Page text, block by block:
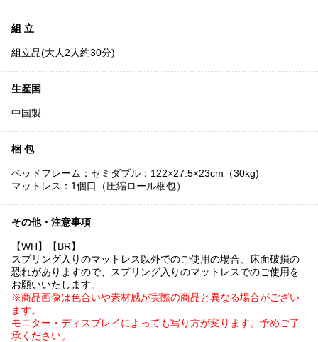
組 立
組立品(大人2人約30分)
生産国
中国製
梱 包
ベッドフレーム：セミダブル：122×27.5×23cm（30kg)
マットレス：1個口（圧縮ロール梱包）
その他・注意事項
【WH】【BR】
スプリング入りのマットレス以外でのご使用の場合、床面破損の
恐れがありますので、スプリング入りのマットレスでのご使用を
お願いいたします。
※商品画像は色合いや素材感が実際の商品と異なる場合がござい
ます。
モニター・ディスプレイによっても写り方が変ります。予めご了
承ください。